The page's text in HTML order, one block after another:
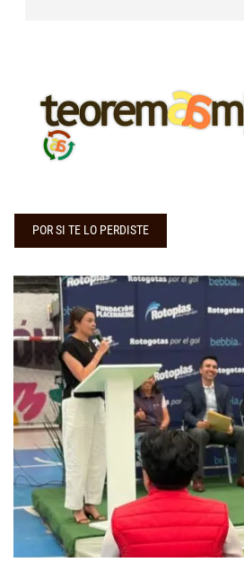
POR SI TE LO PERDISTE